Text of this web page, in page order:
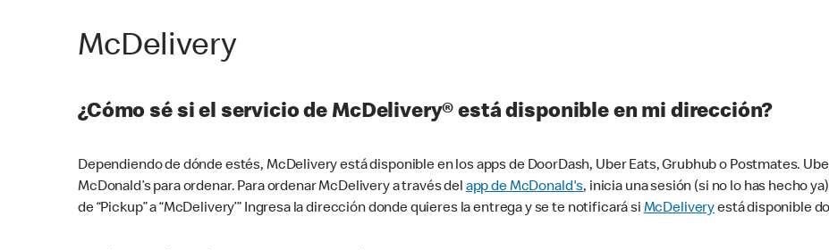
McDelivery
¿Cómo sé si el servicio de McDelivery® está disponible en mi dirección?
Dependiendo de dónde estés, McDelivery está disponible en los apps de DoorDash, Uber Eats, Grubhub o Postmates.
McDonald’s para ordenar. Para ordenar McDelivery a través del app de McDonald's, inicia una sesión (si no lo has hecho
de “Pickup” a “McDelivery’” Ingresa la dirección donde quieres la entrega y se te notificará si McDeliveryestá disponible